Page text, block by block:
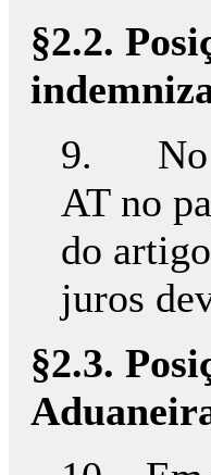
§2.2.
9. No
AT no
do
juros
§2.3.